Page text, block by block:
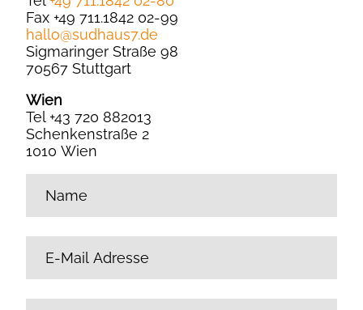
Fax +49 711.1842 02-99
hallo@sudhaus7.de
Sigmaringer Straße 98
70567 Stuttgart
Wien
Tel +43 720 882013
Schenkenstraße 2
1010 Wien